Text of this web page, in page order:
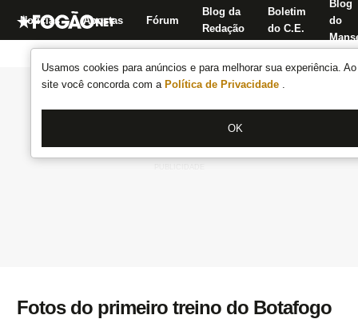
Usamos cookies para anúncios e para melhorar sua experiência.
site você concorda com a Política de Privacidade .
OK
Notícias Apostas Fórum
Blog da
Redação
Boletim
do C.E.
Blog
do
Fotos do primeiro treino do Botafogo